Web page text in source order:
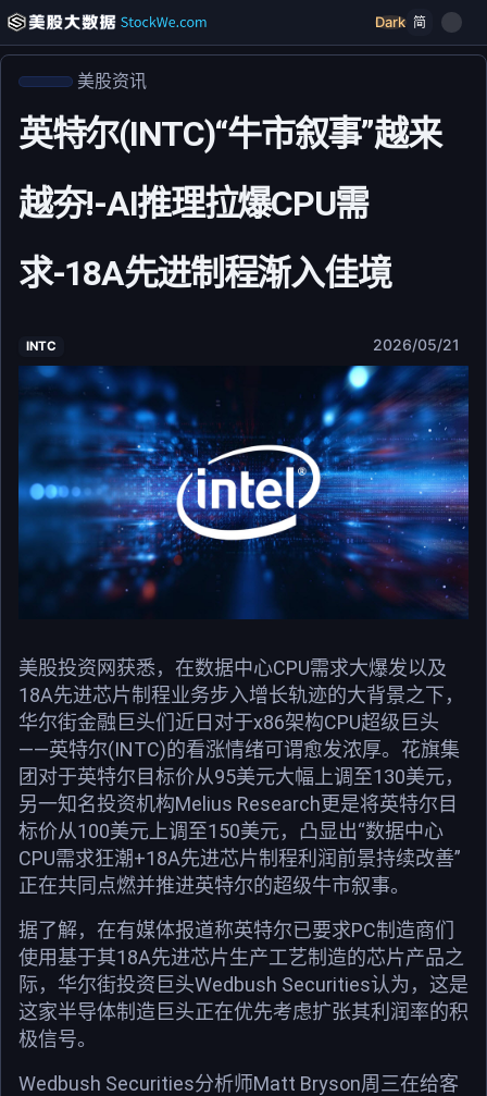
Dark 简
美股资讯
英特尔(INTC)“牛市叙事”越来
越夯!-AI推理拉爆CPU需
求-18A先进制程渐入佳境
INTC 2026/05/21
美股投资网获悉，在数据中心CPU需求大爆发以及
18A先进芯片制程业务步入增长轨迹的大背景之下，
华尔街金融巨头们近日对于x86架构CPU超级巨头
——英特尔(INTC)的看涨情绪可谓愈发浓厚。花旗集
团对于英特尔目标价从95美元大幅上调至130美元，
另一知名投资机构Melius Research更是将英特尔目
标价从100美元上调至150美元，凸显出“数据中心
CPU需求狂潮+18A先进芯片制程利润前景持续改善”
正在共同点燃并推进英特尔的超级牛市叙事。
据了解，在有媒体报道称英特尔已要求PC制造商们
使用基于其18A先进芯片生产工艺制造的芯片产品之
际，华尔街投资巨头Wedbush Securities认为，这是
这家半导体制造巨头正在优先考虑扩张其利润率的积
极信号。
Wedbush Securities分析师Matt Bryson周三在给客